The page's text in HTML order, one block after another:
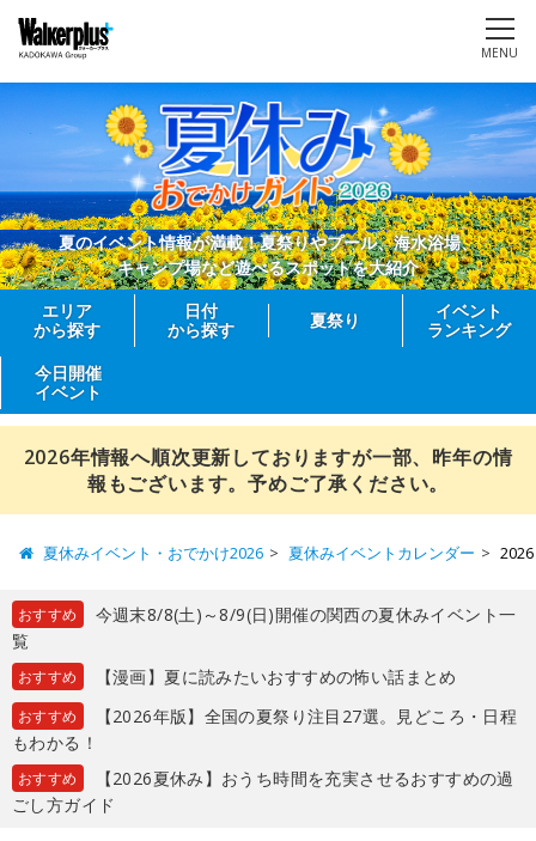
MENU
夏のイベント情報が満載！夏祭りやプール、海水浴場、
キャンプ場など遊べるスポットを大紹介
エリア
から探す
日付
から探す
夏祭り
イベント
ランキング
今日開催
イベント
2026年情報へ順次更新しておりますが一部、昨年の情
報もございます。予めご了承ください。
夏休みイベント・おでかけ2026 夏休みイベントカレンダー
おすすめ
今週末8/8(土)～8/9(日)開催の関西の夏休みイベント一
覧
おすすめ 【漫画】夏に読みたいおすすめの怖い話まとめ
おすすめ
【2026年版】全国の夏祭り注目27選。見どころ・日程
もわかる！
おすすめ
【2026夏休み】おうち時間を充実させるおすすめの過
ごし方ガイド